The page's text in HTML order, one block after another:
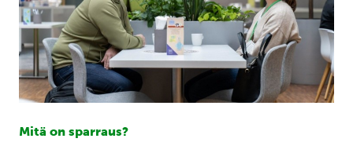
Mitä on sparraus?